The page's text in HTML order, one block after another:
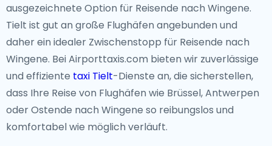
ausgezeichnete Option für Reisende nach Wingene.
Tielt ist gut an große Flughäfen angebunden und
daher ein idealer Zwischenstopp für Reisende nach
Wingene. Bei Airporttaxis.com bieten wir zuverlässige
und effiziente taxi Tielt-Dienste an, die sicherstellen,
dass Ihre Reise von Flughäfen wie Brüssel, Antwerpen
oder Ostende nach Wingene so reibungslos und
komfortabel wie möglich verläuft.